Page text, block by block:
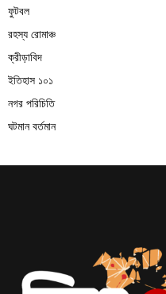
ফুটবল
রহস্য রোমাঞ্চ
ক্রীড়াবিদ
ইতিহাস ১০১
নগর পরিচিতি
ঘটমান বর্তমান